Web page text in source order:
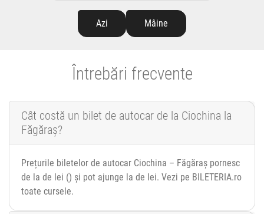
Azi Mâine
Întrebări frecvente
Cât costă un bilet de autocar de la Ciochina la
Făgăraș?
Prețurile biletelor de autocar Ciochina – Făgăraș pornesc
de la de lei () și pot ajunge la de lei. Vezi pe BILETERIA.ro
toate cursele.